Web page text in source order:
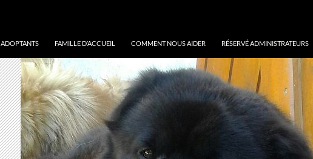
ADOPTANTS FAMILLE D’ACCUEIL COMMENT NOUS AIDER RÉSERVÉ ADMINISTRATEURS